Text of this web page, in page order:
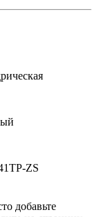
ZS
добавьте